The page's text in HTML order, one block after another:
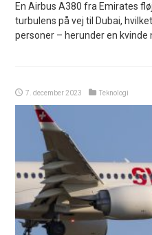
En Airbus A380 fra Emirates
turbulens på vej til Dubai,
personer – herunder en
7. december 2023 Teknologi